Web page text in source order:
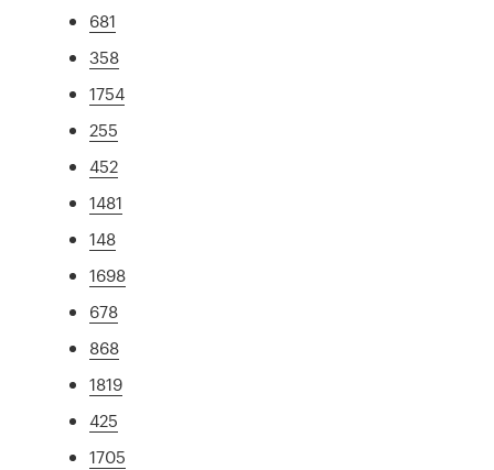
681
358
1754
255
452
1481
148
1698
678
868
1819
425
1705